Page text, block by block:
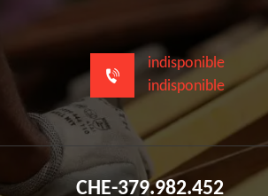
indisponible
indisponible
CHE-379.982.452